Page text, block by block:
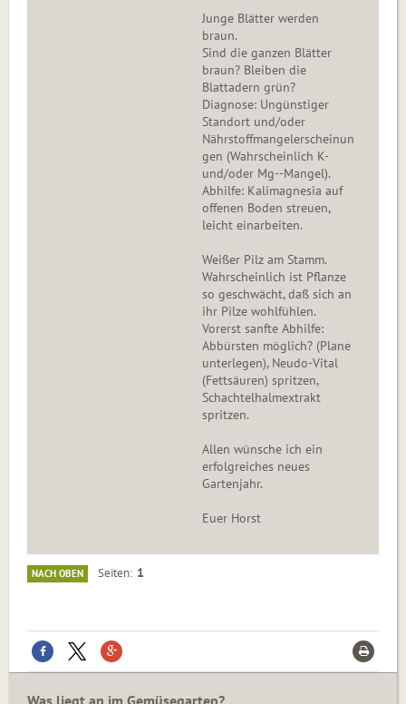
Junge Blätter werden
braun.
Sind die ganzen Blätter
braun? Bleiben die
Blattadern grün?
Diagnose: Ungünstiger
Standort und/oder
Nährstoffmangelerscheinun
gen (Wahrscheinlich K-
und/oder Mg--Mangel).
Abhilfe: Kalimagnesia auf
offenen Boden streuen,
leicht einarbeiten.
Weißer Pilz am Stamm.
Wahrscheinlich ist Pflanze
so geschwächt, daß sich an
ihr Pilze wohlfühlen.
Vorerst sanfte Abhilfe:
Abbürsten möglich? (Plane
unterlegen), Neudo-Vital
(Fettsäuren) spritzen,
Schachtelhalmextrakt
spritzen.
Allen wünsche ich ein
erfolgreiches neues
Gartenjahr.
Euer Horst
NACH OBEN Seiten 1